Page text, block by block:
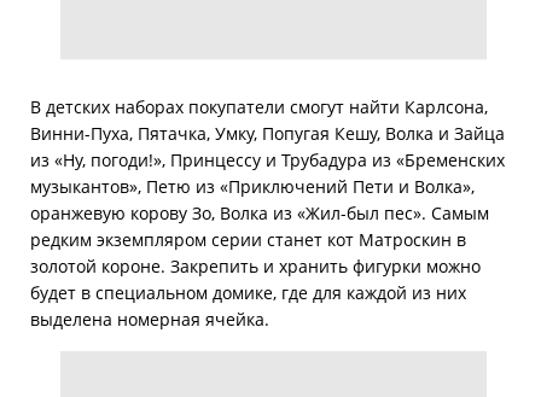
В детских наборах покупатели смогут найти Карлсона,
Винни-Пуха, Пятачка, Умку, Попугая Кешу, Волка и Зайца
из «Ну, погоди!», Принцессу и Трубадура из «Бременских
музыкантов», Петю из «Приключений Пети и Волка»,
оранжевую корову Зо, Волка из «Жил-был пес». Самым
редким экземпляром серии станет кот Матроскин в
золотой короне. Закрепить и хранить фигурки можно
будет в специальном домике, где для каждой из них
выделена номерная ячейка.